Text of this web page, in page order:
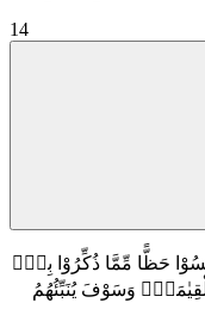
14
حَظًّا مِّمَّا ذُكِّرُوْا بِهٖۖ
الْقِيٰمَةِۗ وَسَوْفَ يُنَبِّئُهُمُ